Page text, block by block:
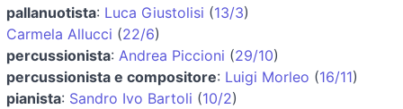
pallanuotista: Luca Giustolisi (13/3)
Carmela Allucci (22/6)
percussionista: Andrea Piccioni (29/10)
percussionista e compositore: Luigi Morleo (16/11)
pianista: Sandro Ivo Bartoli (10/2)